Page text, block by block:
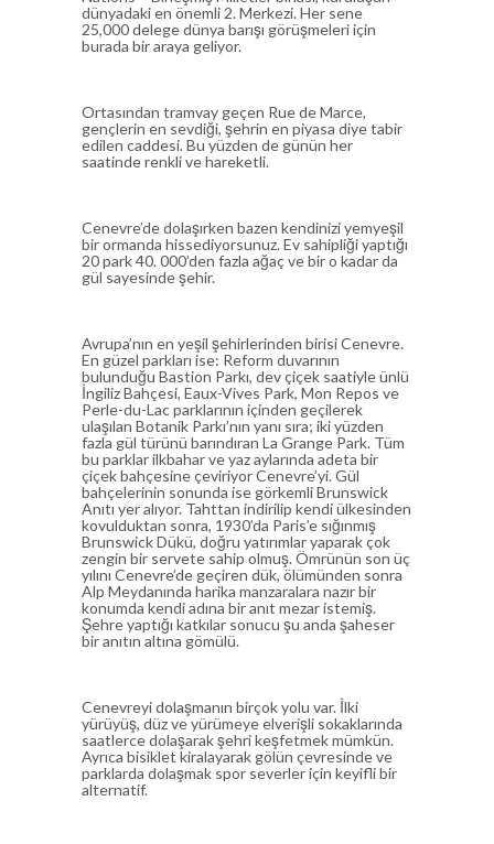
dünyadaki en önemli 2. Merkezi. Her sene
25,000 delege dünya barışı görüşmeleri için
burada bir araya geliyor.
Ortasından tramvay geçen Rue de Marce,
gençlerin en sevdiği, şehrin en piyasa diye tabir
edilen caddesi. Bu yüzden de günün her
saatinde renkli ve hareketli.
Cenevre’de dolaşırken bazen kendinizi yemyeşil
bir ormanda hissediyorsunuz. Ev sahipliği yaptığı
20 park 40. 000’den fazla ağaç ve bir o kadar da
gül sayesinde şehir.
Avrupa’nın en yeşil şehirlerinden birisi Cenevre.
En güzel parkları ise: Reform duvarının
bulunduğu Bastion Parkı, dev çiçek saatiyle ünlü
İngiliz Bahçesi, Eaux-Vives Park, Mon Repos ve
Perle-du-Lac parklarının içinden geçilerek
ulaşılan Botanik Parkı’nın yanı sıra; iki yüzden
fazla gül türünü barındıran La Grange Park. Tüm
bu parklar ilkbahar ve yaz aylarında adeta bir
çiçek bahçesine çeviriyor Cenevre’yi. Gül
bahçelerinin sonunda ise görkemli Brunswick
Anıtı yer alıyor. Tahttan indirilip kendi ülkesinden
kovulduktan sonra, 1930’da Paris’e sığınmış
Brunswick Dükü, doğru yatırımlar yaparak çok
zengin bir servete sahip olmuş. Ömrünün son üç
yılını Cenevre’de geçiren dük, ölümünden sonra
Alp Meydanında harika manzaralara nazır bir
konumda kendi adına bir anıt mezar istemiş.
Şehre yaptığı katkılar sonucu şu anda şaheser
bir anıtın altına gömülü.
Cenevreyi dolaşmanın birçok yolu var. İlki
yürüyüş, düz ve yürümeye elverişli sokaklarında
saatlerce dolaşarak şehri keşfetmek mümkün.
Ayrıca bisiklet kiralayarak gölün çevresinde ve
parklarda dolaşmak spor severler için keyifli bir
alternatif.